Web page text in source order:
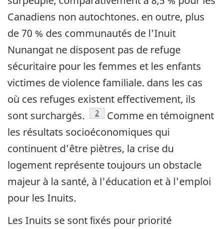
Canadiens non autochtones. en outre, plus
de 70 % des communautés de l'Inuit
Nunangat ne disposent pas de refuge
sécuritaire pour les femmes et les enfants
victimes de violence familiale. dans les cas
où ces refuges existent effectivement, ils
sont surchargés.
Note de bas de page
2
Comme en témoignent
les résultats socioéconomiques qui
continuent d'être piètres, la crise du
logement représente toujours un obstacle
majeur à la santé, à l'éducation et à l'emploi
pour les Inuits.
Les Inuits se sont ﬁxés pour priorité